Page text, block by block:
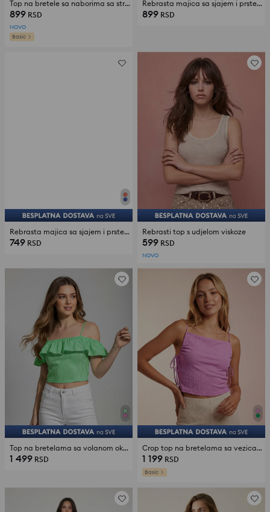
Top na bretele sa naborima sa strane
899 RSD
NOVO
Basic
Rebrasta majica sa sjajem i prstenom na dekolteu
899 RSD
Rebrasta majica sa sjajem i prstenom na dekolteu
749 RSD
Rebrasti top s udjelom viskoze
599 RSD
NOVO
Top na bretelama sa volanom oko dekoltea
1 499 RSD
Crop top na bretelama sa vezicama sa strane
1 199 RSD
Basic